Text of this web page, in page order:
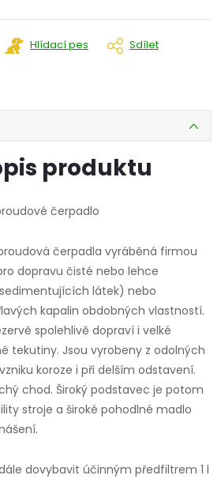
Hlídací pes Sdílet
produktu
čerpadlo
čerpadla vyráběná firmou
dopravu čisté nebo lehce
látek) nebo
kapalin obdobných vlastností.
spolehlivě dopraví i velké
tekutiny. Jsou vyrobeny z odolných
koroze i při delším odstavení.
chod. Široký podstavec je potom
stroje a široké pohodlné madlo
dovybavit účinným předfiltrem 1 l